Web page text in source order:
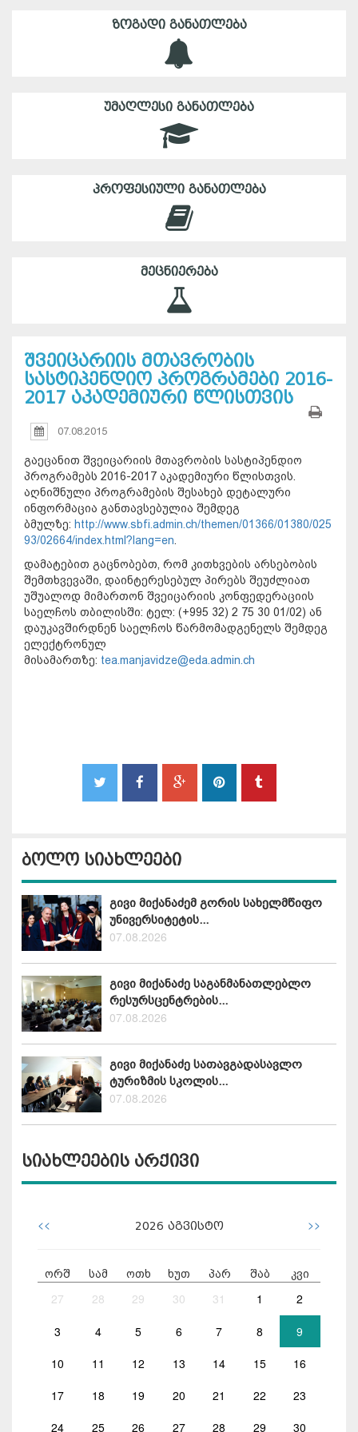
ᲖᲝᲒᲐᲓᲘ ᲒᲐᲜᲐᲗᲚᲔᲑᲐ
ᲣᲛᲐᲦᲚᲔᲡᲘ ᲒᲐᲜᲐᲗᲚᲔᲑᲐ
ᲞᲠᲝᲤᲔᲡᲘᲣᲚᲘ ᲒᲐᲜᲐᲗᲚᲔᲑᲐ
ᲛᲔᲪᲜᲘᲔᲠᲔᲑᲐ
შვეიცარიის მთავრობის
სასტიპენდიო პროგრამები 2016-
2017 აკადემიური წლისთვის
07.08.2015
გაეცანით შვეიცარიის მთავრობის სასტიპენდიო
პროგრამებს 2016-2017 აკადემიური წლისთვის.
აღნიშნული პროგრამების შესახებ დეტალური
ინფორმაცია განთავსებულია შემდეგ
ბმულზე: http://www.sbfi.admin.ch/themen/01366/01380/025
93/02664/index.html?lang=en.
დამატებით გაცნობებთ, რომ კითხვების არსებობის
შემთხვევაში, დაინტერესებულ პირებს შეუძლიათ
უშუალოდ მიმართონ შვეიცარიის კონფედერაციის
საელჩოს თბილისში: ტელ: (+995 32) 2 75 30 01/02) ან
დაუკავშირდნენ საელჩოს წარმომადგენელს შემდეგ
ელექტრონულ
მისამართზე: tea.manjavidze@eda.admin.ch
ბოლო სიახლეები
გივი მიქანაძემ გორის სახელმწიფო
უნივერსიტეტის...
07.08.2026
გივი მიქანაძე საგანმანათლებლო
რესურსცენტრების...
07.08.2026
გივი მიქანაძე სათავგადასავლო
ტურიზმის სკოლის...
07.08.2026
სიახლეების არქივი
<< 2026 აგვისტო >>
ორშ სამ ოთხ ხუთ პარ შაბ კვი
27 28 29 30 31 1 2
3 4 5 6 7 8 9
10 11 12 13 14 15 16
17 18 19 20 21 22 23
24 25 26 27 28 29 30